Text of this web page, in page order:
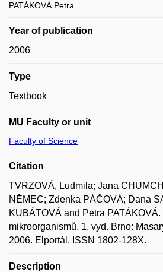
PATÁKOVÁ Petra
Year of publication
2006
Type
Textbook
MU Faculty or unit
Faculty of Science
Citation
TVRZOVÁ, Ludmila; Jana
NĚMEC; Zdenka PÁČOVÁ; Dana
KUBÁTOVÁ and Petra
mikroorganismů. 1. vyd. Brno:
2006. Elportál. ISSN 1802-128X.
Description